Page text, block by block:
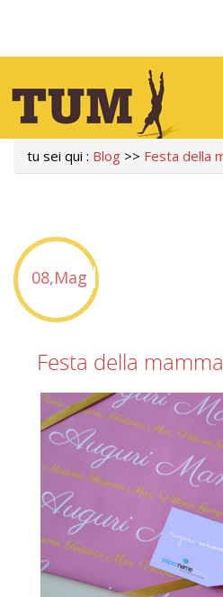
tu sei qui : Blog >> Festa della
08,Mag
Festa della